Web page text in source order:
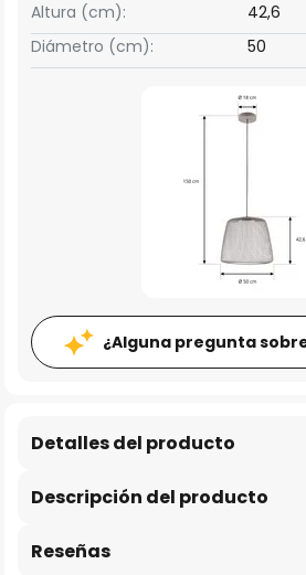
Altura (cm):
42,6
Diámetro (cm):
50
¿Alguna pregunta
Descripción del producto
Detalles del producto
Reseñas